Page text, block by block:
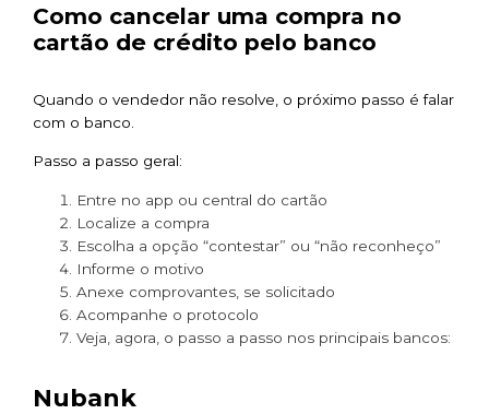
Como cancelar uma compra no
cartão de crédito pelo banco
Quando o vendedor não resolve, o próximo passo é falar
com o banco.
Passo a passo geral:
Entre no app ou central do cartão
Localize a compra
Escolha a opção “contestar” ou “não reconheço”
Informe o motivo
Anexe comprovantes, se solicitado
Acompanhe o protocolo
Veja, agora, o passo a passo nos principais bancos:
Nubank